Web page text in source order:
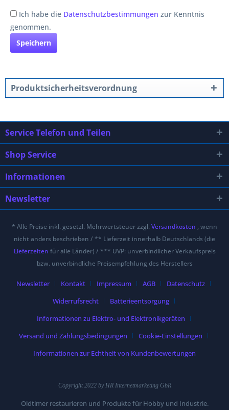
Ich habe die Datenschutzbestimmungen zur Kenntnis
genommen.
Speichern
Produktsicherheitsverordnung
Service Telefon und Teilen
Shop Service
Informationen
Newsletter
* Alle Preise inkl. gesetzl. Mehrwertsteuer zzgl. Versandkosten , wenn
nicht anders beschrieben / ** Lieferzeit innerhalb Deutschlands (die
Lieferzeiten für alle Länder) / *** UVP: unverbindlicher Verkaufspreis
bzw. unverbindliche Preisempfehlung des Herstellers
Newsletter Kontakt Impressum AGB
Datenschutz
Widerrufsrecht
Batterieentsorgung
Informationen zu Elektro- und Elektronikgeräten
Versand und Zahlungsbedingungen
Cookie-Einstellungen
Informationen zur Echtheit von Kundenbewertungen
Copyright 2022 by HR Internetmarketing GbR
Oldtimer restaurieren und Produkte für Hobby und Industrie.